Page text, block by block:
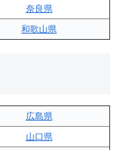
奈良県
和歌山県
広島県
山口県